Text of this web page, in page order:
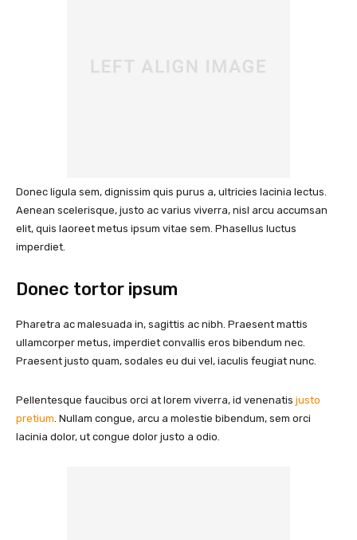
Donec ligula sem, dignissim quis purus a, ultricies lacinia lectus.
Aenean scelerisque, justo ac varius viverra, nisl arcu accumsan
elit, quis laoreet metus ipsum vitae sem. Phasellus luctus
imperdiet.
Donec tortor ipsum
Pharetra ac malesuada in, sagittis ac nibh. Praesent mattis
ullamcorper metus, imperdiet convallis eros bibendum nec.
Praesent justo quam, sodales eu dui vel, iaculis feugiat nunc.
Pellentesque faucibus orci at lorem viverra, id venenatis justo
pretium. Nullam congue, arcu a molestie bibendum, sem orci
lacinia dolor, ut congue dolor justo a odio.